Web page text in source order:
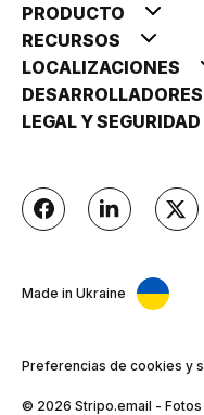
PRODUCTO
RECURSOS
LOCALIZACIONES
DESARROLLADORES
LEGAL Y SEGURIDAD
Made in Ukraine
Preferencias de cookies y
© 2026 Stripо.email -